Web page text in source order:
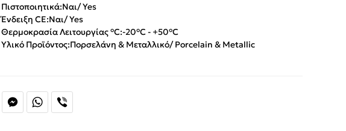
FacebookMessengerWhatsApp
Πιστοποιητικά:Ναι/ Yes
Ένδειξη CE:Ναι/ Yes
Θερμοκρασία Λειτουργίας °C:-20°C - +50°C
Υλικό Προϊόντος:Πορσελάνη & Μεταλλικό/ Porcelain & Metallic